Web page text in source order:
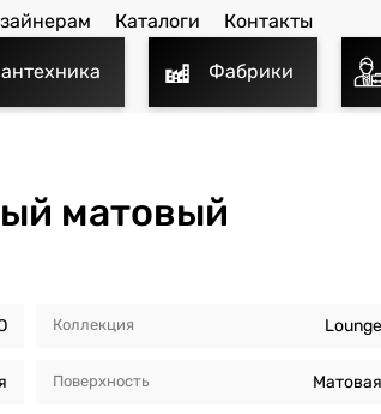
Каталоги Контакты
Фабрики
матовый
Коллекция Lounge
Поверхность Матовая